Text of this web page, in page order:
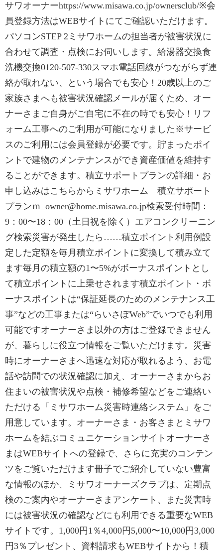
サワオーナーhttps://www.misawa.co.jp/ownersclub/※会
員登録方法はWEBサイトにてご確認いただけます。
パソコンSTEP 2ミサワホームの担当者が被害状況に
合わせて調査・点検にお伺いします。給湯器交換食
洗機交換0120-507-330スマホ電話回線がつながらず連
絡が取れない、という場合でも安心！20歳以上のご
家族さまへも被害状況確認メールが届くため、オー
ナーさまご自身がご自宅に不在の時でも安心！リフ
ォーム工事へのご利用が可能になりました※サービ
スのご利用には会員登録が必要です。貯まったポイ
ントで建物のメンテナンスができ資産価値を維持す
ることができます。積立サポートプランの詳細・お
申し込みはこちらからミサワホーム 積立サポート
プランｍ_owner@home.misawa.co.jp検索受付時間：
9：00〜18：00（土日祝を除く）エアコンクリーニン
グ検索災害が発生したら……積立ポイント利用例設
定した定額を毎月積立ポイントに変換して積み立て
ます毎月の積立額の1〜5%がボーナスポイントとし
て積立ポイントに上乗せされます積立ポイント・ボ
ーナスポイントは“保証延長のためのメンテナンス工
事”などの工事または“らいさぽWeb”でいつでも利用
可能ですオーナーさま以外の方はご登録できません
が、暮らしに役立つ情報をご覧いただけます。災害
時にオーナーさまへ迅速な対応が取れるよう、お電
話や訪問での状況確認に加え、オーナーさまからお
住まいの被害状況や点検・補修希望などをご連絡い
ただける「ミサワホーム災害時連絡システム」をご
用意しています。オーナーさま・お客さまとミサワ
ホームを結ぶコミュニケーションサイトオーナーさ
まはWEBサイトへの登録で、さらに充実のコンテン
ツをご覧いただけます冊子でご紹介していない豊富
な情報のほか、ミサワオーナーズクラブは、定期点
検のご案内やオーナーさまアンケート、また災害時
には被害状況の確認などにも利用できる重要なWEB
サイトです。1,000円1％4,000円5,000〜10,000円3,000
円3％プレゼント、資料請求もWEBサイトから！積